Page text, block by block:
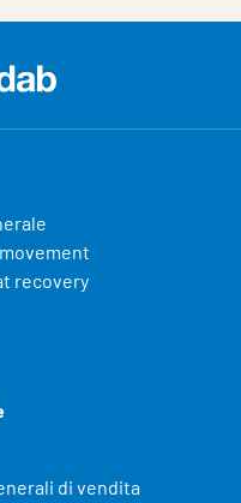
recovery
di vendita